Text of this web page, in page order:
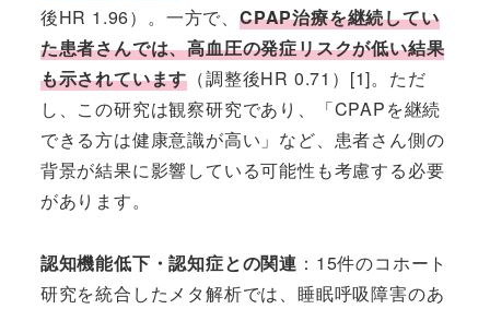
後HR 1.96）。一方で、 CPAP治療を継続してい
た患者さんでは、高血圧の発症リスクが低い結果
も示されています （調整後HR 0.71）[1]。ただ
し、この研究は観察研究であり、「CPAPを継続
できる方は健康意識が高い」など、患者さん側の
背景が結果に影響している可能性も考慮する必要
があります。
認知機能低下・認知症との関連 ：15件のコホート
研究を統合したメタ解析では、睡眠呼吸障害のあ